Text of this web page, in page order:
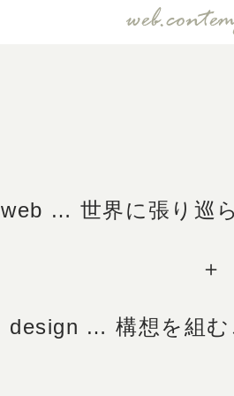
web … 世界に張り巡
＋
design … 構想を組む